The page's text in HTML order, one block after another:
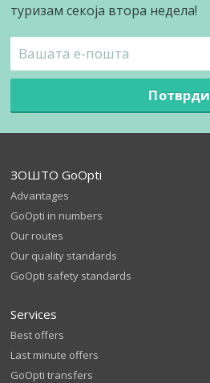
туризам секоја втора недела!
Потврди
ЗОШТО GoOpti
Advantages
GoOpti in numbers
Our routes
Our quality standards
GoOpti safety standards
Services
Best offers
Last minute offers
GoOpti transfers